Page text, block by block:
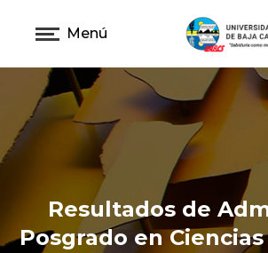
Menú
Resultados de
Posgrado en